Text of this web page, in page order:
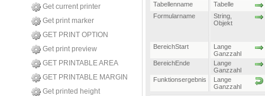
Get current printer
Get print marker
GET PRINT OPTION
Get print preview
GET PRINTABLE AREA
GET PRINTABLE MARGIN
Get printed height
Tabellenname
Tabelle
Formularname
String
Objekt
BereichStart
Lange
Ganzzahl
BereichEnde
Lange
Ganzzahl
Funktionsergebnis
Lange
Ganzzahl